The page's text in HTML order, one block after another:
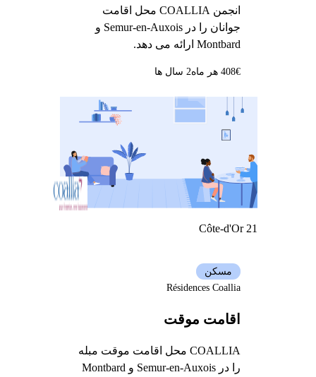
انجمن COALLIA محل اقامت
جوانان را در Semur-en-Auxois و
Montbard ارائه می دهد.
408€ هر ماه 2 سال ها
Côte-d'Or 21
اقامت موقت
COALLIA محل اقامت موقت مبله
را در Semur-en-Auxois و Montbard
مسکن
Résidences Coallia